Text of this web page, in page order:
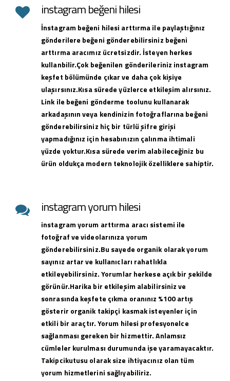
instagram beğeni hilesi
İnstagram beğeni hilesi arttırma ile paylaştığınız
gönderilere beğeni gönderebilirsiniz beğeni
arttırma aracımız ücretsizdir. İsteyen herkes
kullanbilir.Çok beğenilen gönderileriniz instagram
keşfet bölümünde çıkar ve daha çok kişiye
ulaşırsınız.Kısa sürede yüzlerce etkileşim alırsınız.
Link ile beğeni gönderme toolunu kullanarak
arkadaşının veya kendinizin fotoğraflarına beğeni
gönderebilirsiniz hiç bir türlü şifre girişi
yapmadığınız için hesabınızın çalınma ihtimali
yüzde yoktur.Kısa sürede verim alabileceğiniz bu
ürün oldukça modern teknolojik özelliklere sahiptir.
instagram yorum hilesi
instagram yorum arttırma aracı sistemi ile
fotoğraf ve videolarınıza yorum
gönderebilirsiniz.Bu sayede organik olarak yorum
sayınız artar ve kullanıcları rahatlıkla
etkileyebilirsiniz. Yorumlar herkese açık bir şekilde
görünür.Harika bir etkileşim alabilirsiniz ve
sonrasında keşfete çıkma oranınız %100 artış
gösterir organik takipçi kasmak isteyenler için
etkili bir araçtır. Yorum hilesi profesyonelce
sağlanması gereken bir hizmettir. Anlamsız
cümleler kurulması durumunda işe yaramayacaktır.
Takipcikutusu olarak size ihtiyacınız olan tüm
yorum hizmetlerini sağlıyabiliriz.